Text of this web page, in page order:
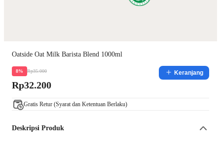
Oatside Oat Milk Barista Blend 1000ml
8% Rp35.000
Rp32.200
Keranjang
Gratis Retur (Syarat dan Ketentuan Berlaku)
Deskripsi Produk